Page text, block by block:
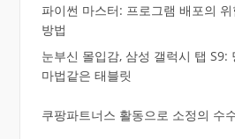
파이썬 마스터: 프로그램 배포의
방법
눈부신 몰입감, 삼성 갤럭시 탭 S9:
마법같은 태블릿
쿠팡파트너스 활동으로 소정의 수